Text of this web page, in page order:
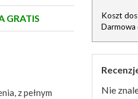
GRATIS
z pełnym
Koszt
Darmowa
Nie